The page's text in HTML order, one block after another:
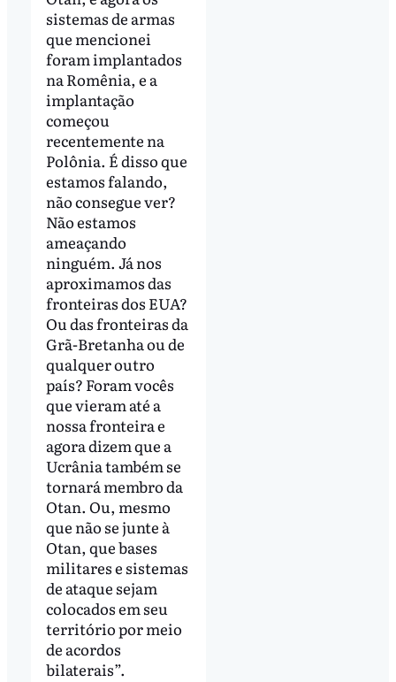
sistemas de armas
que mencionei
foram implantados
na Romênia, e a
implantação
começou
recentemente na
Polônia. É disso que
estamos falando,
não consegue ver?
Não estamos
ameaçando
ninguém. Já nos
aproximamos das
fronteiras dos EUA?
Ou das fronteiras da
Grã-Bretanha ou de
qualquer outro
país? Foram vocês
que vieram até a
nossa fronteira e
agora dizem que a
Ucrânia também se
tornará membro da
Otan. Ou, mesmo
que não se junte à
Otan, que bases
militares e sistemas
de ataque sejam
colocados em seu
território por meio
de acordos
bilaterais”.